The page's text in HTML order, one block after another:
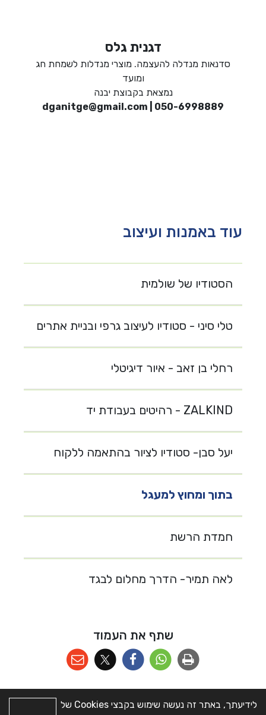
דגנית גלס
סדנאות מנדלה להעצמה. מוצרי מנדלות לשמחת חג
ומועד
נמצאת בקבוצת יבנה
dganitge@gmail.com
050-6998889
עוד באמנות ועיצוב
הסטודיו של שולמית
טלי סיני - סטודיו לעיצוב גרפי ובניית אתרים
רחלי בן זאב - איור דיגיטלי
ZALKIND - רהיטים בעבודת יד
יעל סבן- סטודיו לציור בהתאמה ללקוח
בתוך ומחוץ למעגל
חמדת הרשת
לאה תמיר- הדרך מחלום לבגד
שתף את העמוד
לידיעתך, באתר זה נעשה שימוש בקבצי Cookies של